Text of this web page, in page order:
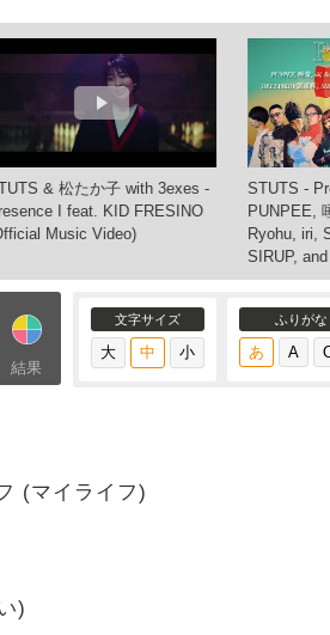
& 松たか子 with 3exes -
I feat. KID FRESINO
Music Video)
STUTS -
PUNPEE,
Ryohu, iri,
SIRUP, and
結果
文字サイズ ふりがな
(マイライフ)
)